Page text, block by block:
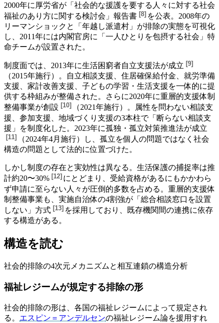
2000年に厚労省が「社会的な援護を要する人々に対する社会
福祉のあり方に関する検討会」報告書 [8] を公表。2008年の
リーマンショックと「年越し派遣村」が排除の実態を可視化
し、2011年には内閣官房に「一人ひとりを包摂する社会」特
命チームが設置された。
制度面では、 2013年に生活困窮者自立支援法が成立 [9]
（2015年施行）。自立相談支援、住居確保給付金、就労準備
支援、家計改善支援、子どもの学習・生活支援を一体的に提
供する枠組みが整備された。さらに2020年に重層的支援体制
整備事業が創設 [10]
（2021年施行）。属性を問わない相談支
援、参加支援、地域づくり支援の3本柱で「断らない相談支
援」を制度化した。 2023年に孤独・孤立対策推進法が成立
[11]
（2024年4月施行）し、孤立を個人の問題ではなく社会
構造の問題として法的に位置づけた。
しかし制度の存在と実効性は異なる。生活保護の捕捉率は推
計約20〜30% [12] にとどまり、受給資格があるにもかかわら
ず申請に至らない人々が圧倒的多数を占める。重層的支援体
制整備事業も、実施自治体の4割強が「総合相談窓口を設置
しない」方式 [13] を採用しており、既存機関間の連携に依存
する構造がある。
構造を読む
社会的排除の4次元メカニズムと相互連鎖の構造分析
福祉レジームが規定する排除の形
社会的排除の形は、各国の福祉レジームによって規定され
る。 エスピン＝アンデルセンの福祉レジーム論を援用すれ